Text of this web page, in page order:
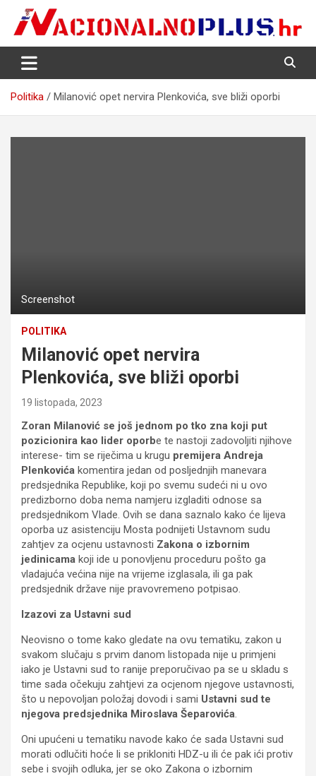
content
NacionalnoPlus.hr
Nacija želi znati više
Politika Milanović opet nervira Plenkovića, sve bliži oporbi
Screenshot
POLITIKA
Milanović opet nervira
Plenkovića, sve bliži oporbi
19 listopada, 2023
Zoran Milanović se još jednom po tko zna koji put
pozicionira kao lider oporbe te nastoji zadovoljiti njihove
interese- tim se riječima u krugu premijera Andreja
Plenkovića komentira jedan od posljednjih manevara
predsjednika Republike, koji po svemu sudeći ni u ovo
predizborno doba nema namjeru izgladiti odnose sa
predsjednikom Vlade. Ovih se dana saznalo kako će lijeva
oporba uz asistenciju Mosta podnijeti Ustavnom sudu
zahtjev za ocjenu ustavnosti Zakona o izbornim
jedinicama koji ide u ponovljenu proceduru pošto ga
vladajuća većina nije na vrijeme izglasala, ili ga pak
predsjednik države nije pravovremeno potpisao.
Izazovi za Ustavni sud
Neovisno o tome kako gledate na ovu tematiku, zakon u
svakom slučaju s prvim danom listopada nije u primjeni
iako je Ustavni sud to ranije preporučivao pa se u skladu s
time sada očekuju zahtjevi za ocjenom njegove ustavnosti,
što u nepovoljan položaj dovodi i sami Ustavni sud te
njegova predsjednika Miroslava Šeparovića.
Oni upućeni u tematiku navode kako će sada Ustavni sud
morati odlučiti hoće li se prikloniti HDZ-u ili će pak ići protiv
sebe i svojih odluka, jer se oko Zakona o izbornim